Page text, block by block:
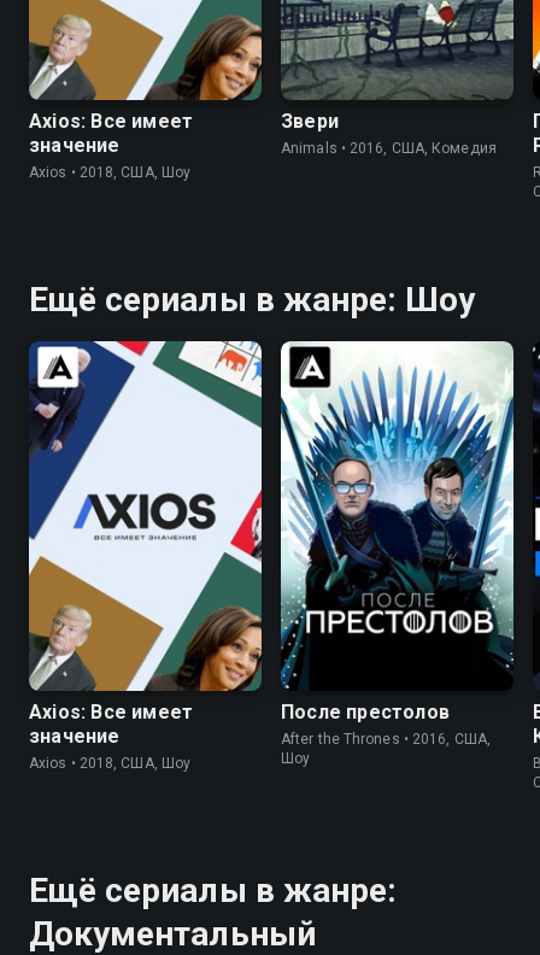
6.6
Axios: Все имеет
значение
Axios • 2018, США, Шоу
7.0 7.3
Звери
Animals • 2016, США, Комедия
Ещё сериалы в жанре: Шоу
6.6
Axios: Все имеет
значение
Axios • 2018, США, Шоу
6.2
После престолов
After the Thrones • 2016, США,
Шоу
Ещё сериалы в жанре:
Документальный